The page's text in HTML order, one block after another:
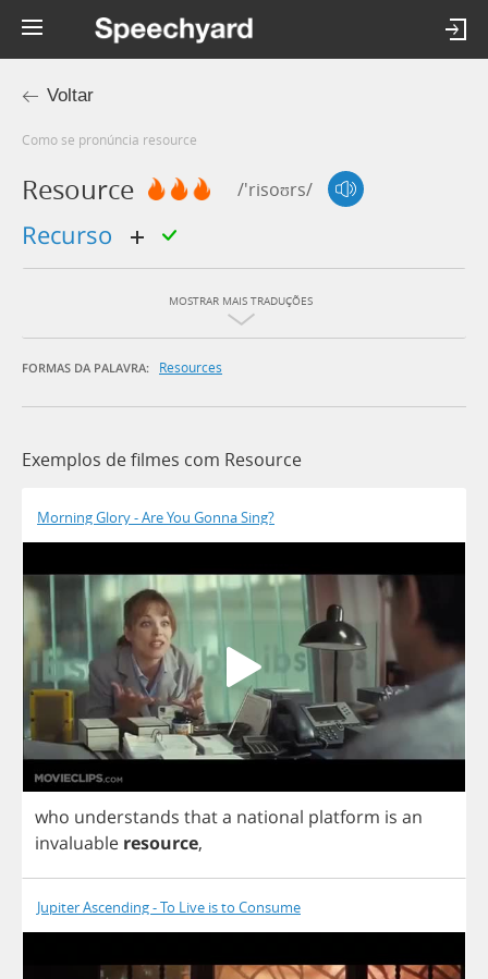
Voltar
Como se pronúncia resource
Resource /'risoʊrs/
recurso
MOSTRAR MAIS TRADUÇÕES
FORMAS DA PALAVRA: Resources
Exemplos de filmes com Resource
Morning Glory - Are You Gonna Sing?
who understands thata national platform is an
invaluable resource,
Jupiter Ascending - To Live is to Consume